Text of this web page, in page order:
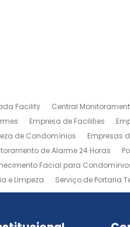
Facility Central
Empresa de Facilities
de Condomínios Empresas
de Alarme 24 Horas
Facial para
e Limpeza Serviço de Portaria